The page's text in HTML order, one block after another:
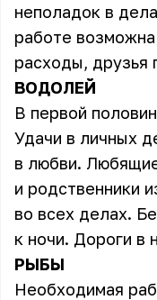
неполадок в
работе
расходы, друзья
ВОДОЛЕЙ
В первой
Удачи в личных
в любви.
и родственники
во всех делах.
к ночи. Дороги в
РЫБЫ
Необходимая